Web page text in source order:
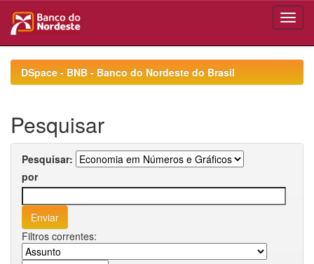
navigationDSpace - BNB - Banco do Nordeste do Brasil
Pesquisar
Pesquisar:
por
Filtros correntes: